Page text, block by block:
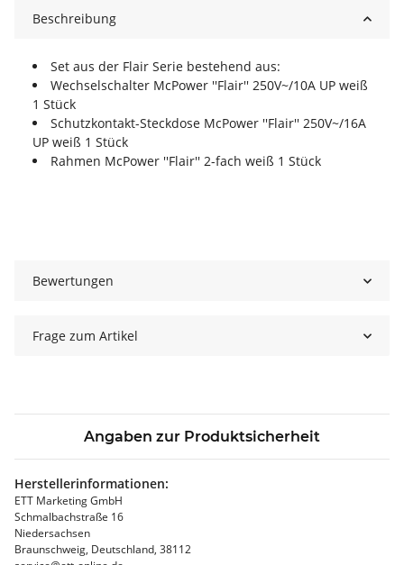
Beschreibung
Set aus der Flair Serie bestehend aus:
Wechselschalter McPower ''Flair'' 250V~/10A UP weiß
1 Stück
Schutzkontakt-Steckdose McPower ''Flair'' 250V~/16A
UP weiß 1 Stück
Rahmen McPower ''Flair'' 2-fach weiß 1 Stück
Bewertungen
Frage zum Artikel
Angaben zur Produktsicherheit
Herstellerinformationen:
ETT Marketing GmbH
Schmalbachstraße 16
Niedersachsen
Braunschweig, Deutschland, 38112